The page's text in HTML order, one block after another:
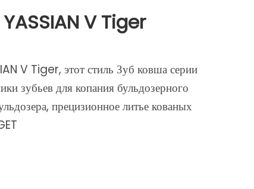
V Tiger
V Tiger, этот стиль Зуб ковша серии
зубьев для копания бульдозерного
прецизионное литье кованых